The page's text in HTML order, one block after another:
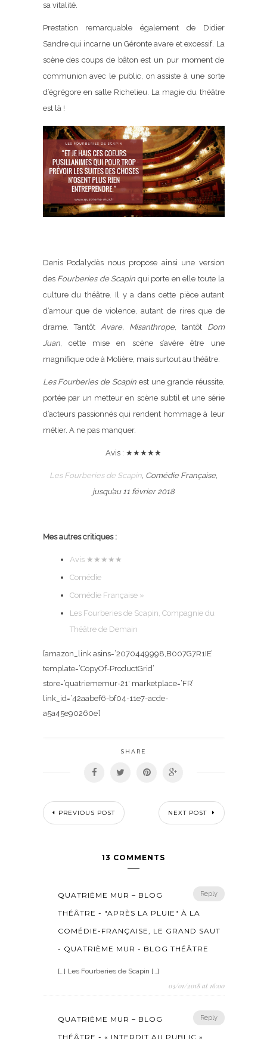
sa vitalité.
Prestation remarquable également de Didier
Sandre qui incarne un Géronte avare et excessif. La
scène des coups de bâton est un pur moment de
communion avec le public, on assiste à une sorte
d’égrégore en salle Richelieu. La magie du théâtre
est là !
Denis Podalydès nous propose ainsi une version
des Fourberies de Scapin qui porte en elle toute la
culture du théâtre. Il y a dans cette pièce autant
d’amour que de violence, autant de rires que de
drame. Tantôt Avare, Misanthrope, tantôt Dom
Juan, cette mise en scène s’avère être une
magnifique ode à Molière, mais surtout au théâtre.
Les Fourberies de Scapin est une grande réussite,
portée par un metteur en scène subtil et une série
d’acteurs passionnés qui rendent hommage à leur
métier. A ne pas manquer.
Avis : ★★★★★
Les Fourberies de Scapin, Comédie Française,
jusqu’au 11 février 2018
Mes autres critiques :
Avis ★★★★★
Comédie
Comédie Française »
Les Fourberies de Scapin, Compagnie du
Théâtre de Demain
[amazon_link asins=’2070449998,B007G7R1IE’
template=’CopyOf-ProductGrid’
store=’quatriememur-21′ marketplace=’FR’
link_id=’42aabef6-bf04-11e7-acde-
a5a45e90260e’]
SHARE
PREVIOUS POST NEXT POST
13 COMMENTS
Reply
QUATRIÈME MUR – BLOG
THÉÂTRE - "APRÈS LA PLUIE" À LA
COMÉDIE-FRANÇAISE, LE GRAND SAUT
- QUATRIÈME MUR - BLOG THÉÂTRE
[…] Les Fourberies de Scapin […]
03/01/2018 at 16:00
Reply
QUATRIÈME MUR – BLOG
THÉÂTRE - « INTERDIT AU PUBLIC »,